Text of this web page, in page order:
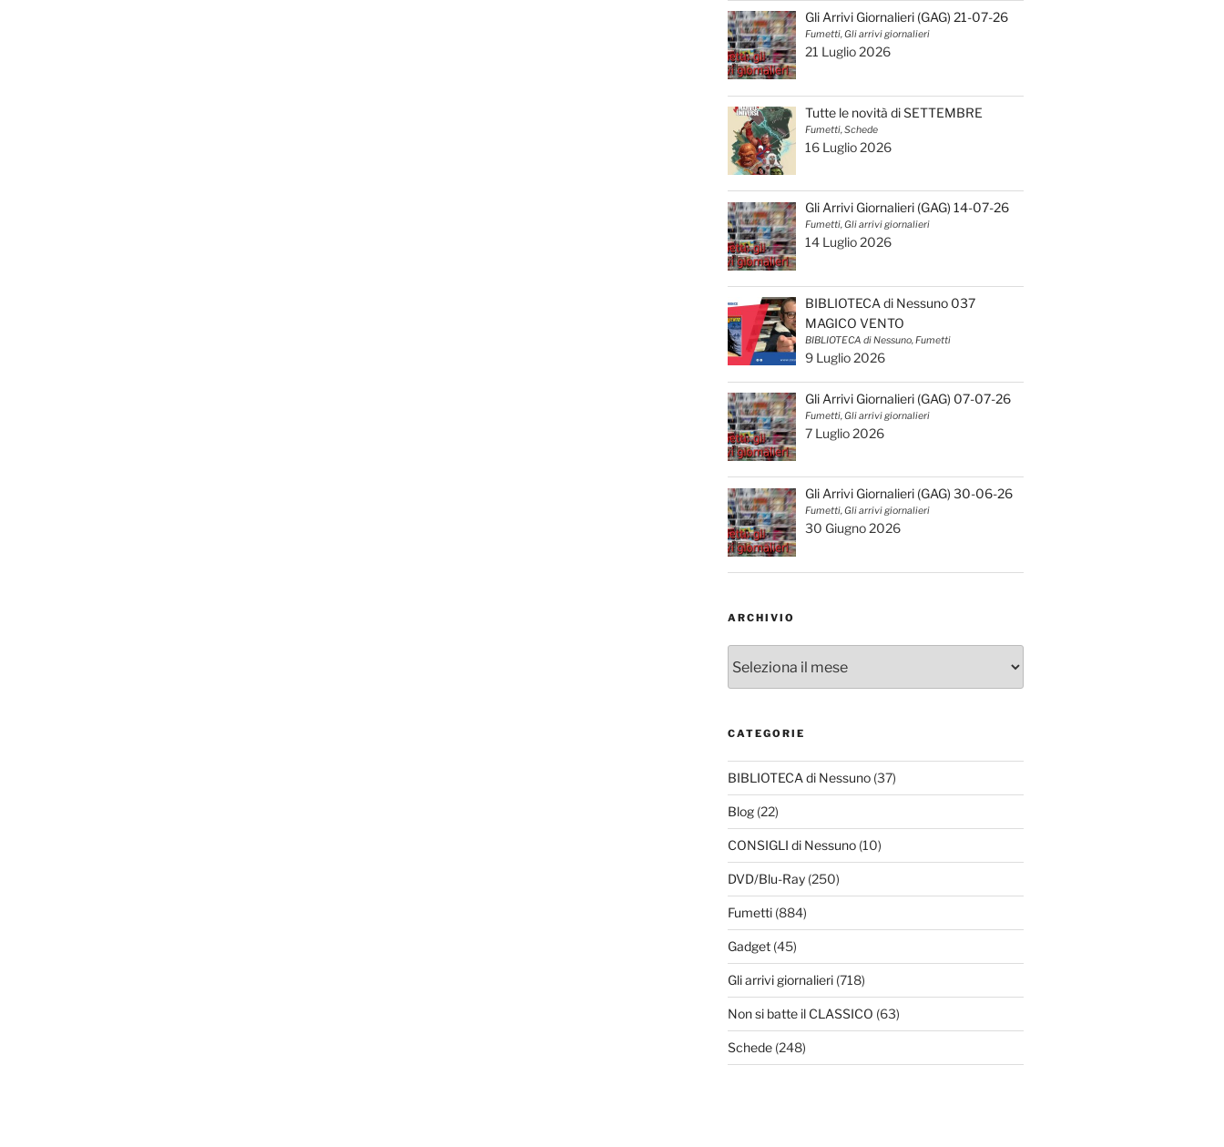
Gli Arrivi Giornalieri (GAG) 21-07-26
Fumetti, Gli arrivi giornalieri
21 Luglio 2026
Tutte le novità di SETTEMBRE
Fumetti, Schede
16 Luglio 2026
Gli Arrivi Giornalieri (GAG) 14-07-26
Fumetti, Gli arrivi giornalieri
14 Luglio 2026
BIBLIOTECA di Nessuno 037
MAGICO VENTO
BIBLIOTECA di Nessuno, Fumetti
9 Luglio 2026
Gli Arrivi Giornalieri (GAG) 07-07-26
Fumetti, Gli arrivi giornalieri
7 Luglio 2026
Gli Arrivi Giornalieri (GAG) 30-06-26
Fumetti, Gli arrivi giornalieri
30 Giugno 2026
ARCHIVIO
CATEGORIE
BIBLIOTECA di Nessuno(37)
Blog(22)
CONSIGLI di Nessuno(10)
DVD/Blu-Ray(250)
Fumetti(884)
Gadget(45)
Gli arrivi giornalieri(718)
Non si batte il CLASSICO (63)
Schede(248)